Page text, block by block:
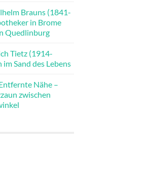
Brauns (1841-
in Brome
Quedlinburg
Tietz (1914-
Sand des Lebens
Nähe –
zwischen